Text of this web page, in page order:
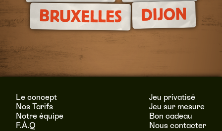
BRUXELLES DIJON
Le concept
Nos Tarifs
Notre équipe
F.À.Q
Jeu privatisé
Jeu sur mesure
Bon cadeau
Nous contacter